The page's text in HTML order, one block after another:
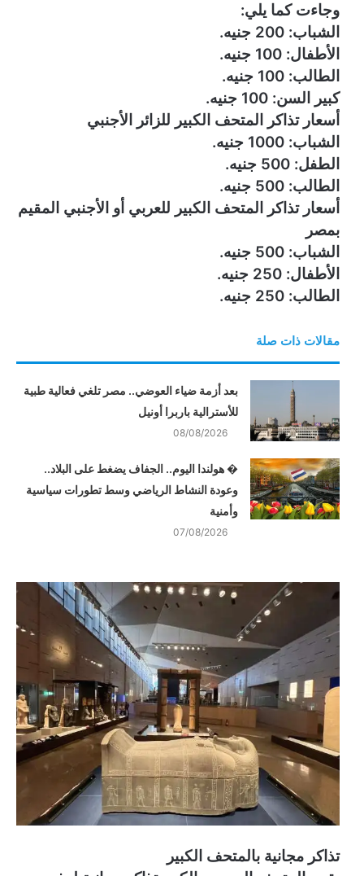
وجاءت كما يلي:
الشباب: 200 جنيه.
الأطفال: 100 جنيه.
الطالب: 100 جنيه.
كبير السن: 100 جنيه.
أسعار تذاكر المتحف الكبير للزائر الأجنبي
الشباب: 1000 جنيه.
الطفل: 500 جنيه.
الطالب: 500 جنيه.
أسعار تذاكر المتحف الكبير للعربي أو الأجنبي المقيم
بمصر
الشباب: 500 جنيه.
الأطفال: 250 جنيه.
الطالب: 250 جنيه.
مقالات ذات صلة
بعد أزمة ضياء العوضي.. مصر تلغي فعالية طبية
للأسترالية باربرا أونيل
08/08/2026
� هولندا اليوم.. الجفاف يضغط على البلاد..
وعودة النشاط الرياضي وسط تطورات سياسية
وأمنية
07/08/2026
تذاكر مجانية بالمتحف الكبير